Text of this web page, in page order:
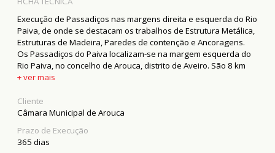
Execução de Passadiços nas margens direita e esquerda do Rio
Paiva, de onde se destacam os trabalhos de Estrutura Metálica,
Estruturas de Madeira, Paredes de contenção e Ancoragens.
Os Passadiços do Paiva localizam-se na margem esquerda do
Rio Paiva, no concelho de Arouca, distrito de Aveiro. São 8 km
que proporcionam um passeio "intocado", rodeado de
junto a descidas de águas bravas, cristais de quartzo e
espécies em extinção na Europa. O percurso estende-se entre
entre as duas, a praia do Vau. Uma viagem pela biologia,
geologia e arqueologia que ficará, com certeza, no coração, na
+ ver mais
Cliente
Câmara Municipal de Arouca
Prazo de Execução
365 dias